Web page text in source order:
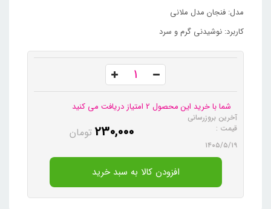
مدل: فنجان مدل ملانی
کاربرد: نوشیدنی گرم و سرد
شما با خرید این محصول 2 امتیاز دریافت می کنید
آخرین بروزرسانی
قیمت :
۱۴۰۵/۵/۱۹
230,000 تومان
افزودن کالا به سبد خرید